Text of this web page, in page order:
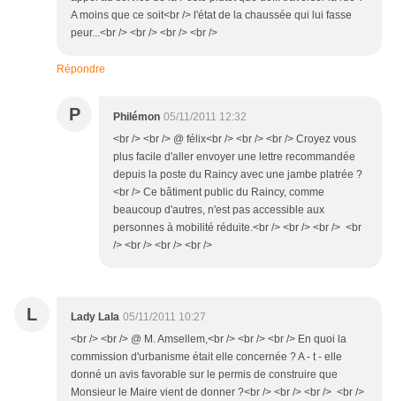
A moins que ce soit<br /> l'état de la chaussée qui lui fasse
peur...<br /> <br /> <br /> <br />
Répondre
P Philémon 05/11/2011 12:32
<br /> <br /> @ félix<br /> <br /> <br /> Croyez vous
plus facile d'aller envoyer une lettre recommandée
depuis la poste du Raincy avec une jambe platrée ?
<br /> Ce bâtiment public du Raincy, comme
beaucoup d'autres, n'est pas accessible aux
personnes à mobilité réduite.<br /> <br /> <br /> <br
/> <br /> <br /> <br />
L Lady Lala 05/11/2011 10:27
<br /> <br /> @ M. Amsellem,<br /> <br /> <br /> En quoi la
commission d'urbanisme était elle concernée ? A - t - elle
donné un avis favorable sur le permis de construire que
Monsieur le Maire vient de donner ?<br /> <br /> <br /> <br />